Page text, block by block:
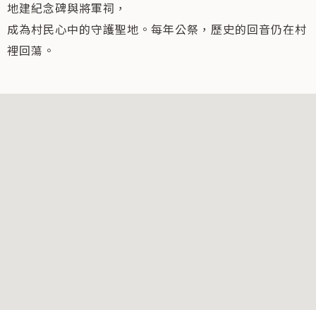
地建紀念碑與將軍祠，
成為村民心中的守護聖地。每年公祭，歷史的回音仍在村
裡回蕩。